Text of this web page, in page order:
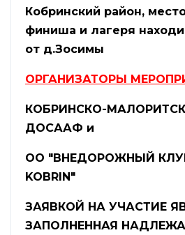
Кобринский район,
финиша и лагеря
от д.Зосимы
ОРГАНИЗАТОРЫ
КОБРИНСКО-
ДОСААФ и
ОО "ВНЕДОРОЖНЫЙ
KOBRIN"
ЗАЯВКОЙ НА УЧАСТИЕ
ЗАПОЛНЕННАЯ